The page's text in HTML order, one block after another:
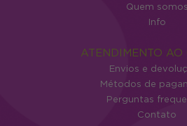
Quem somos
Info
ATENDIMENTO AO
Envios e
Métodos de
Perguntas
Contato